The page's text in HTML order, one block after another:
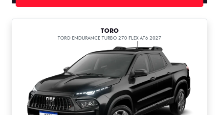
TORO
TORO ENDURANCE TURBO 270 FLEX AT6 2027